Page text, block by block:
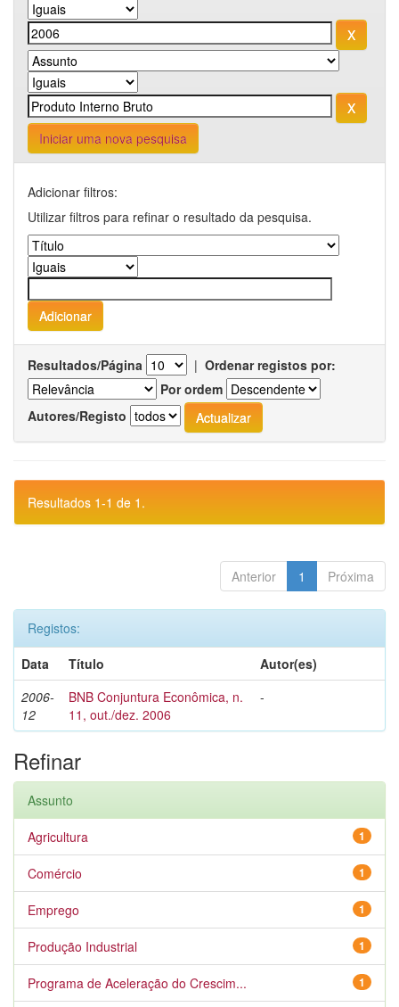
Iniciar uma nova pesquisa
Adicionar filtros:
Utilizar filtros para refinar o resultado da pesquisa.
Resultados/Página | Ordenar registos por:
Por ordem
Autores/Registo
Resultados 1-1 de 1.
Anterior 1 Próxima
Registos:
Data
Título
Autor(es)
2006-
12
BNB Conjuntura Econômica, n.
11, out./dez. 2006
-
Refinar
Assunto
1
Agricultura
1
Comércio
1
Emprego
1
Produção Industrial
1
Programa de Aceleração do Crescim...